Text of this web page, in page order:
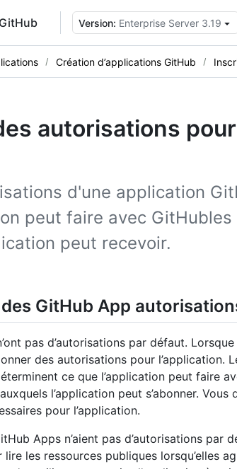
Version: Enterprise Server 3.19
Création d’applications GitHub
autorisations
d'une application
peut faire avec GitHubles
peut recevoir.
GitHub App
pas d’autorisations par défaut.
des autorisations pour l’application.
ce que l’application peut faire
l’application peut s’abonner.
pour l’application.
Apps n’aient pas d’autorisations par
les ressources publiques lorsqu’elles